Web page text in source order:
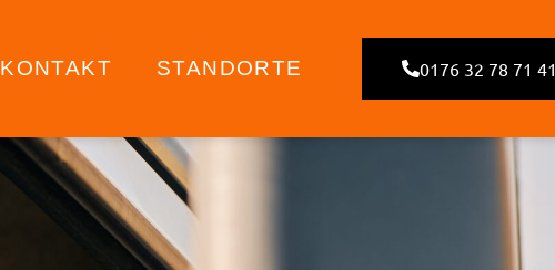
KONTAKT STANDORTE 0176 32 78 71 41